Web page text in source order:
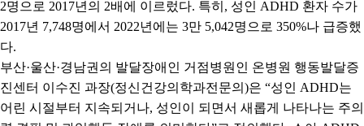
2명으로 2017년의 2배에 이르렀다. 특히 , 성인 ADHD 환자 수가
2017년 7,748명에서 2022년에는 3만 5,042명으로 350%나 급증했
다.
부산·울산·경남권의 발달장애인 거점병원인 온병원 행동발달증
진센터 이수진 과장(정신건강의학과전문의 )은 “성인 ADHD는
어린 시절부터 지속되거나, 성인이 되면서 새롭게 나타나는 주의